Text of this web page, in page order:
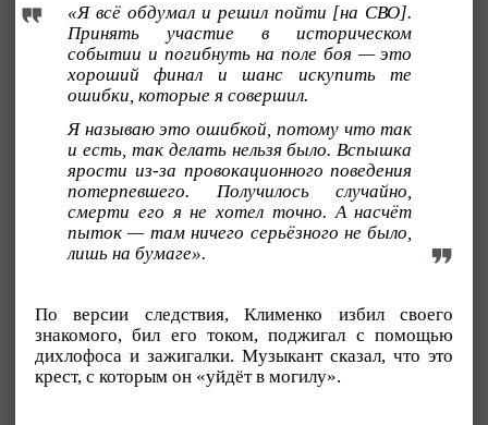
«Я всё обдумал и решил пойти [на СВО].
Принять участие в историческом
событии и погибнуть на поле боя — это
хороший финал и шанс искупить те
ошибки, которые я совершил.
Я называю это ошибкой, потому что так
и есть, так делать нельзя было. Вспышка
ярости из-за провокационного поведения
потерпевшего. Получилось случайно,
смерти его я не хотел точно. А насчёт
пыток — там ничего серьёзного не было,
лишь на бумаге».
По версии следствия, Клименко избил своего
знакомого, бил его током, поджигал с помощью
дихлофоса и зажигалки. Музыкант сказал, что это
крест, с которым он «уйдёт в могилу».